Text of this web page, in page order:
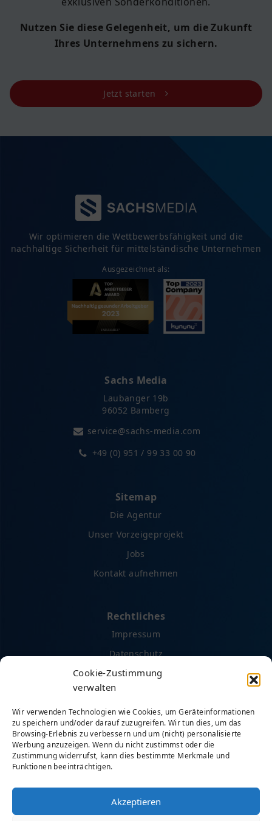
Cookie-Zustimmung
verwalten
Wir verwenden Technologien wie Cookies, um Geräteinformationen
zu speichern und/oder darauf zuzugreifen. Wir tun dies, um das
Browsing-Erlebnis zu verbessern und um (nicht) personalisierte
Werbung anzuzeigen. Wenn du nicht zustimmst oder die
Zustimmung widerrufst, kann dies bestimmte Merkmale und
Funktionen beeinträchtigen.
Akzeptieren
Nutzen Sie diese Gelegenheit, um die Zukunft
Ihres Unternehmens zu sichern.
Jetzt starten
Wir optimieren die Wettbewerbsfähigkeit und die
nachhaltige Sicherheit für mittelständische Unternehmen
Ausgezeichnet als:
Sachs Media
Laubanger 19b
96052 Bamberg
service@sachs-media.com
+49 (0) 951 / 99 33 00 90
Sitemap
Die Agentur
Unser Vorzeigeprojekt
Jobs
Kontakt aufnehmen
Rechtliches
Impressum
Datenschutz
AGB
Cookie-Richtlinie (EU)
Social Media
Facebook
LinkedIn